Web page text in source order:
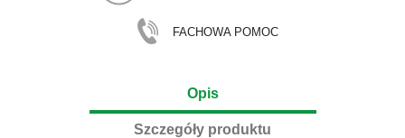
FACHOWA POMOC
Opis
Szczegóły produktu